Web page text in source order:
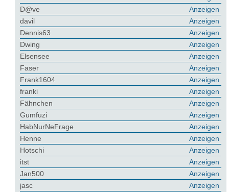
Anzeigen
D@ve
Anzeigen
davil
Anzeigen
Dennis63
Anzeigen
Dwing
Anzeigen
Elsensee
Anzeigen
Faser
Anzeigen
Frank1604
Anzeigen
franki
Anzeigen
Fähnchen
Anzeigen
Gumfuzi
Anzeigen
HabNurNeFrage
Anzeigen
Henne
Anzeigen
Hotschi
Anzeigen
itst
Anzeigen
Jan500
Anzeigen
jasc